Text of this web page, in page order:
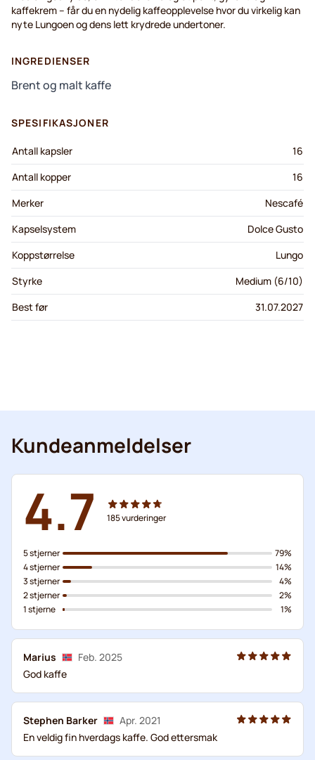
kaffekrem – får du en nydelig kaffeopplevelse hvor du virkelig kan
nyte Lungoen og dens lett krydrede undertoner.
INGREDIENSER
Brent og malt kaffe
SPESIFIKASJONER
Antall kapsler
16
Antall kopper
16
Merker
Nescafé
Kapselsystem
Dolce Gusto
Koppstørrelse
Lungo
Styrke
Medium (6/10)
Best før
31.07.2027
Kundeanmeldelser
4.7 185vurderinger
5 stjerner
4 stjerner
3 stjerner
2 stjerner
1 stjerne
79%
14%
4%
2%
1%
Marius
Feb. 2025
God kaffe
Stephen Barker
Apr. 2021
En veldig fin hverdags kaffe. God ettersmak